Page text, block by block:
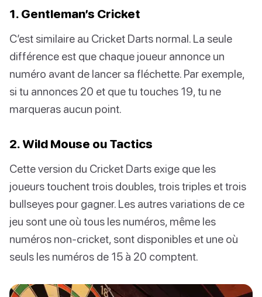
1. Gentleman’s Cricket
C’est similaire au Cricket Darts normal. La seule
différence est que chaque joueur annonce un
numéro avant de lancer sa fléchette. Par exemple,
si tu annonces 20 et que tu touches 19, tu ne
marqueras aucun point.
2. Wild Mouse ou Tactics
Cette version du Cricket Darts exige que les
joueurs touchent trois doubles, trois triples et trois
bullseyes pour gagner. Les autres variations de ce
jeu sont une où tous les numéros, même les
numéros non-cricket, sont disponibles et une où
seuls les numéros de 15 à 20 comptent.